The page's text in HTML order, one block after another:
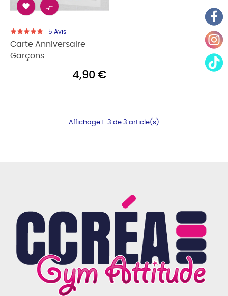
 
5 Avis
Carte Anniversaire
Garçons
4,90 €
Affichage 1-3 de 3 article(s)